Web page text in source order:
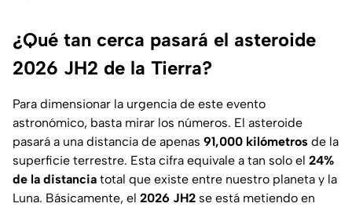
¿Qué tan cerca pasará el asteroide
2026 JH2 de la Tierra?
Para dimensionar la urgencia de este evento
astronómico, basta mirar los números. El asteroide
pasará a una distancia de apenas 91,000 kilómetros de la
superficie terrestre. Esta cifra equivale a tan solo el 24%
de la distancia total que existe entre nuestro planeta y la
Luna. Básicamente, el 2026 JH2 se está metiendo en